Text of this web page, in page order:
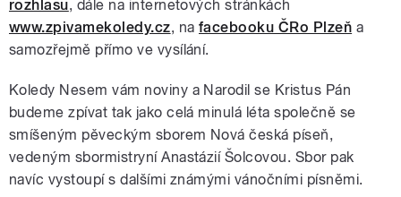
rozhlasu, dále na internetových stránkách
www.zpivamekoledy.cz, nafacebooku ČRo Plzeň a
samozřejmě přímo ve vysílání.
Koledy Nesem vám noviny a Narodil se Kristus Pán
budeme zpívat tak jako celá minulá léta společně se
smíšeným pěveckým sborem Nová česká píseň,
vedeným sbormistryní Anastázií Šolcovou. Sbor pak
navíc vystoupí s dalšími známými vánočními písněmi.